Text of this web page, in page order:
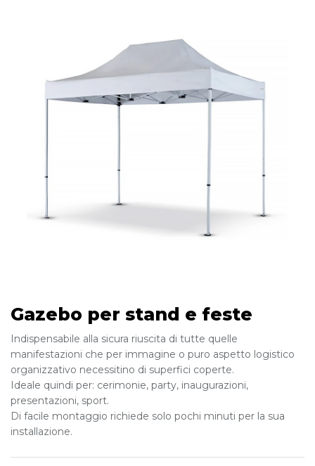
Gazebo per stand e feste
Indispensabile alla sicura riuscita di tutte quelle
manifestazioni che per immagine o puro aspetto logistico
organizzativo necessitino di superfici coperte.
Ideale quindi per: cerimonie, party, inaugurazioni,
presentazioni, sport.
Di facile montaggio richiede solo pochi minuti per la sua
installazione.